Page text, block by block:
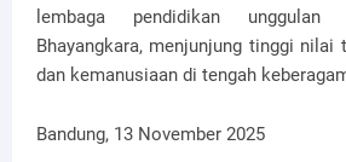
lembaga pendidikan unggulan
Bhayangkara, menjunjung tinggi nilai
dan kemanusiaan di tengah
Bandung, 13 November 2025